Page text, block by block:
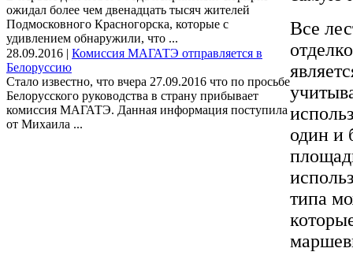
ожидал более чем двенадцать тысяч жителей
Подмосковного Красногорска, которые с
удивлением обнаружили, что ...
28.09.2016 | Комиссия МАГАТЭ отправляется в
Белоруссию
Стало известно, что вчера 27.09.2016 что по просьбе
Белорусского руководства в страну прибывает
комиссия МАГАТЭ. Данная информация поступила
от Михаила ...
Все
один и
типа